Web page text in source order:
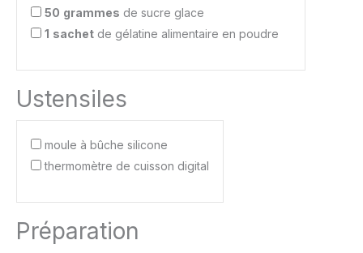
50 grammes de sucre glace
1 sachet de gélatine alimentaire en poudre
Ustensiles
moule à bûche silicone
thermomètre de cuisson digital
Préparation